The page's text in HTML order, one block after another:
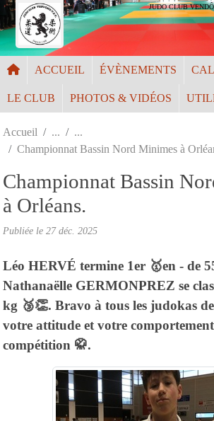
JUDO CLUB
ACCUEIL ÉVÈNEMENTS
LE CLUB PHOTOS & VIDÉOS
Accueil
Championnat Bassin Nord Minimes à
Championnat Bassin
à Orléans.
Publiée le 27 déc. 2025
Léo HERVÉ termine 1er 🥇en - de
Nathanaëlle GERMONPREZ se
kg 🥉👏. Bravo à tous les judokas
votre attitude et votre
compétition 🥋.
Panneau de gestion des cookies